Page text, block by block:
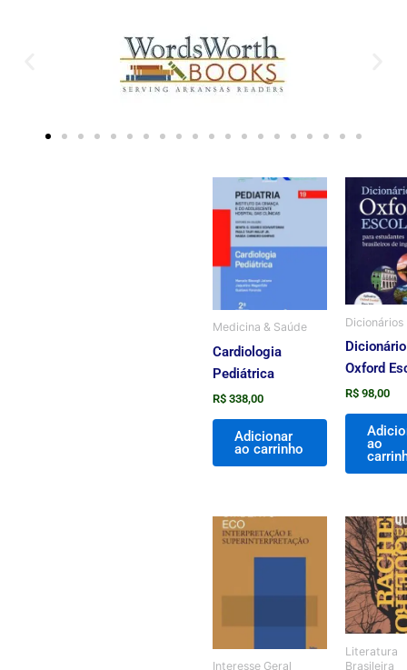
Medicina & Saúde
Cardiologia
Pediátrica
R$ 338,00
Adicionar
ao carrinho
Dicionários
Dicionário
Oxford
R$ 98,00
ao
Interesse Geral
Literatura
Brasileira